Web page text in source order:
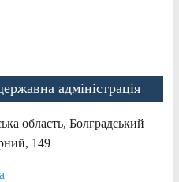
адміністрація
область, Болградський
149